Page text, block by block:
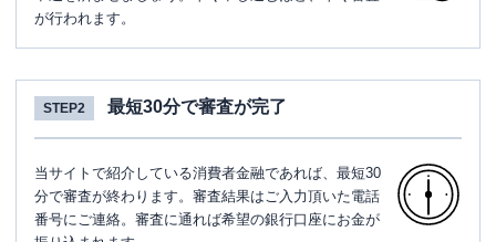
ATM営業時間
ATM 〇
駐車場
住所 東京都板橋区赤塚新町１－２０－６
名称 三菱ＵＦＪ銀行 下赤塚支店
が行われます。
STEP2 最短30分で審査が完了
当サイトで紹介している消費者金融であれば、最短30
分で審査が終わります。審査結果はご入力頂いた電話
番号にご連絡。審査に通れば希望の銀行口座にお金が